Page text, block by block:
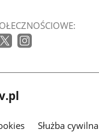
Służba cywilna